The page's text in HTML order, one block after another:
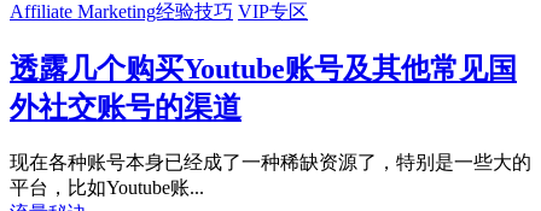
Affiliate Marketing经验技巧 VIP专区
透露几个购买Youtube账号及其他常见国
外社交账号的渠道
现在各种账号本身已经成了一种稀缺资源了，特别是一些大的
平台，比如Youtube账...